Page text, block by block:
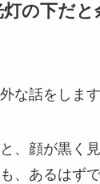
の下だと
な話をします
、顔が黒く
、あるはずで